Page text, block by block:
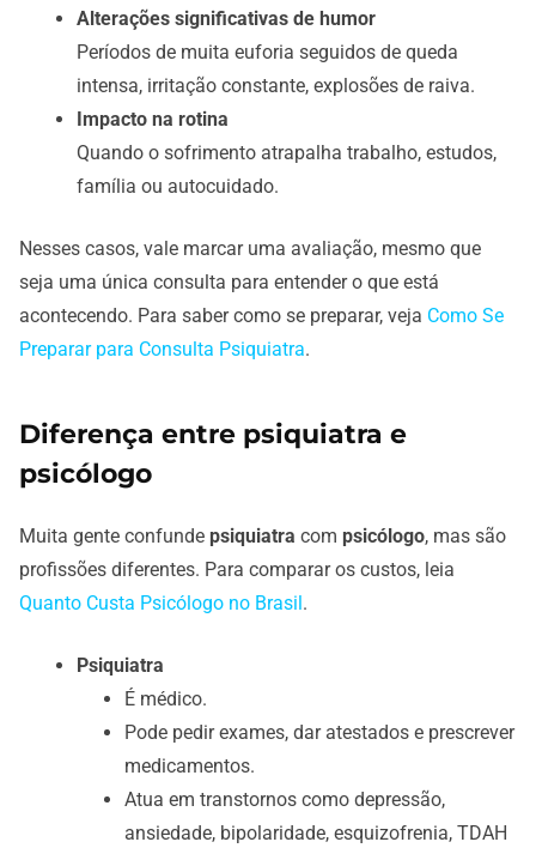
Alterações significativas de humor
Períodos de muita euforia seguidos de queda
intensa, irritação constante, explosões de raiva.
Impacto na rotina
Quando o sofrimento atrapalha trabalho, estudos,
família ou autocuidado.
Nesses casos, vale marcar uma avaliação, mesmo que
seja uma única consulta para entender o que está
acontecendo. Para saber como se preparar, veja Como Se
Preparar para Consulta Psiquiatra.
Diferença entre psiquiatra e
psicólogo
Muita gente confunde psiquiatra com psicólogo, mas são
profissões diferentes. Para comparar os custos, leia
Quanto Custa Psicólogo no Brasil.
Psiquiatra
É médico.
Pode pedir exames, dar atestados e prescrever
medicamentos.
Atua em transtornos como depressão,
ansiedade, bipolaridade, esquizofrenia, TDAH